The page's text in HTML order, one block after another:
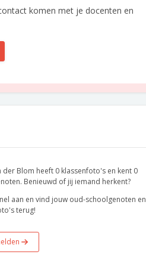
komen met je docenten en
der Blom heeft 0 klassenfoto's en kent 0
Benieuwd of jij iemand herkent?
aan en vind jouw oud-schoolgenoten en
terug!